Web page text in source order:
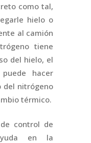
como tal,
hielo o
al camión
tiene
del hielo, el
hacer
del nitrógeno
térmico.
control de
en la